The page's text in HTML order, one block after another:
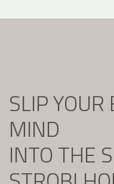
SLIP
MIND
INTO THE